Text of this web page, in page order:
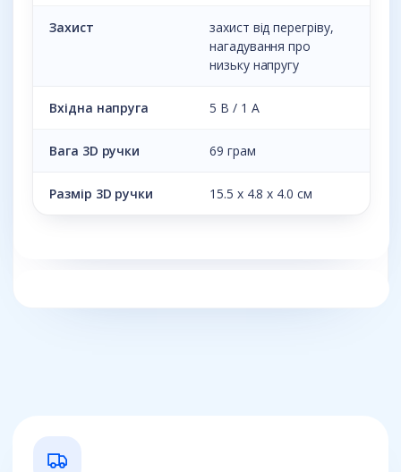
Захист
захист від перегріву,
нагадування про
низьку напругу
Вхідна напруга 5 В / 1 А
Вага 3D ручки 69 грам
Размір 3D ручки 15.5 х 4.8 х 4.0 см